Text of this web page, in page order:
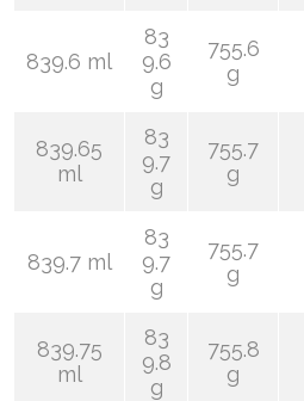
839.6 ml
83
9.6
g
755.6
g
839.65
ml
83
9.7
g
755.7
g
839.7 ml
83
9.7
g
755.7
g
839.75
ml
83
9.8
g
755.8
g